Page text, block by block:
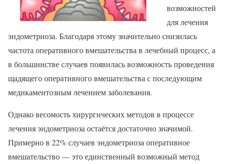
возможностей
для лечения
эндометриоза. Благодаря этому значительно снизилась
частота оперативного вмешательства в лечебный процесс, а
в большинстве случаев появилась возможность проведения
щадящего оперативного вмешательства с последующим
медикаментозным лечением заболевания.
Однако весомость хирургических методов в процессе
лечения эндометриоза остаётся достаточно значимой.
Примерно в 22% случаев эндометриоза оперативное
вмешательство — это единственный возможный метод